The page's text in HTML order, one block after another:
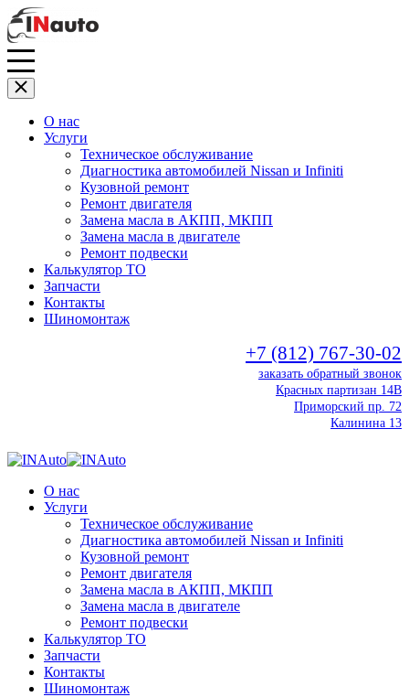
О нас
Услуги
Техническое обслуживание
Диагностика автомобилей Nissan и Infiniti
Кузовной ремонт
Ремонт двигателя
Замена масла в АКПП, МКПП
Замена масла в двигателе
Ремонт подвески
Калькулятор ТО
Запчасти
Контакты
Шиномонтаж
+7 (812) 767-30-02
заказать обратный звонок
Красных партизан 14В
Приморский пр. 72
Калинина 13
О нас
Услуги
Техническое обслуживание
Диагностика автомобилей Nissan и Infiniti
Кузовной ремонт
Ремонт двигателя
Замена масла в АКПП, МКПП
Замена масла в двигателе
Ремонт подвески
Калькулятор ТО
Запчасти
Контакты
Шиномонтаж